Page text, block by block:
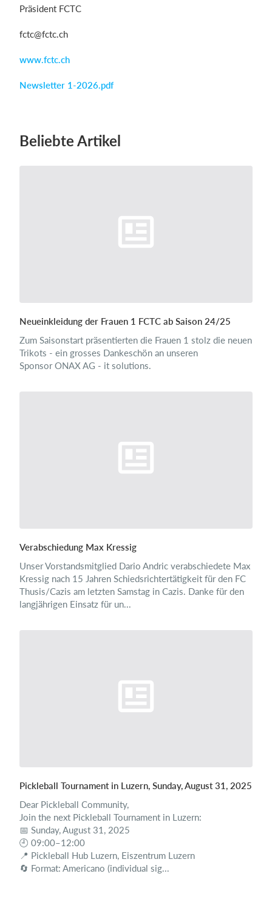
Präsident FCTC
fctc@fctc.ch
www.fctc.ch
Newsletter 1-2026.pdf
Beliebte Artikel
Neueinkleidung der Frauen 1 FCTC ab Saison 24/25
Zum Saisonstart präsentierten die Frauen 1 stolz die neuen
Trikots - ein grosses Dankeschön an unseren
Sponsor ONAX AG - it solutions.
Verabschiedung Max Kressig
Unser Vorstandsmitglied Dario Andric verabschiedete Max
Kressig nach 15 Jahren Schiedsrichtertätigkeit für den FC
Thusis/Cazis am letzten Samstag in Cazis. Danke für den
langjährigen Einsatz für un...
Pickleball Tournament in Luzern, Sunday, August 31, 2025
Dear Pickleball Community,
Join the next Pickleball Tournament in Luzern:
📅 Sunday, August 31, 2025
🕘 09:00–12:00
📍 Pickleball Hub Luzern, Eiszentrum Luzern
🔄 Format: Americano (individual sig...